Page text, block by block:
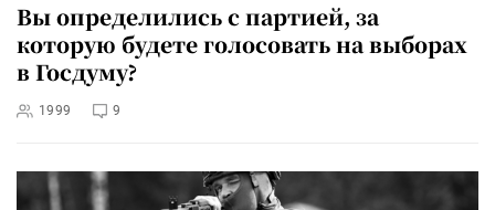
Вы определились с партией, за
которую будете голосовать на выборах
в Госдуму?
1999 9